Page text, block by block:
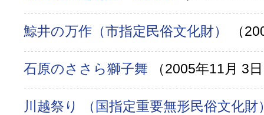
鯨井の万作（市指定民俗文化財） （
石原のささら獅子舞 （2005年11月 3
川越祭り （国指定重要無形民俗文化